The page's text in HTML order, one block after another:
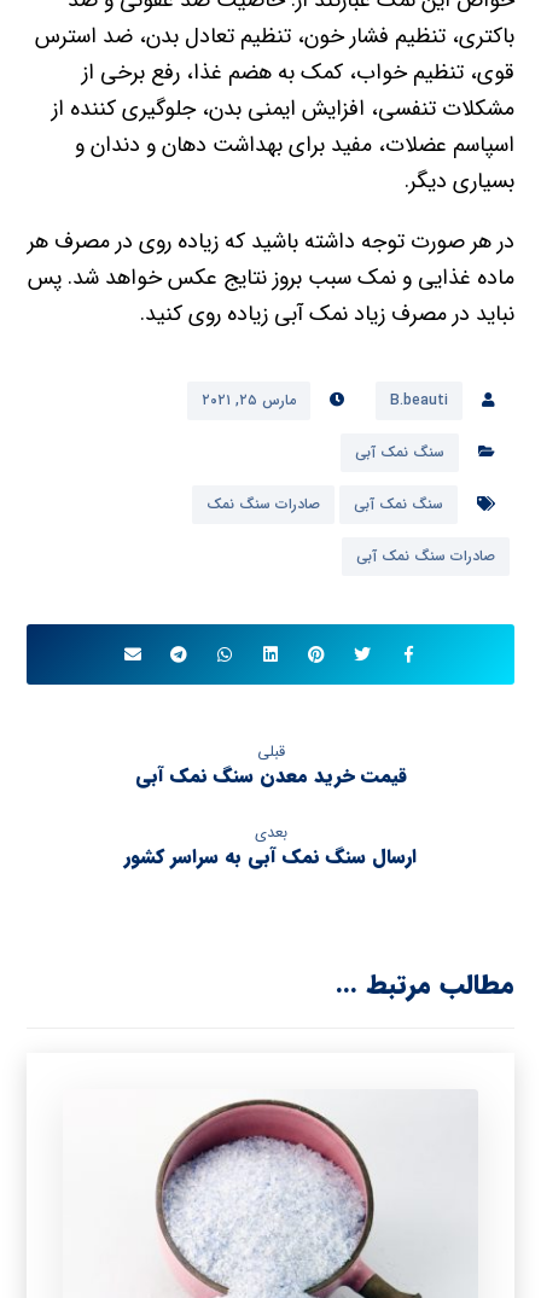
باکتری، تنظیم فشار خون، تنظیم تعادل بدن، ضد استرس
قوی، تنظیم خواب، کمک به هضم غذا، رفع برخی از
مشکلات تنفسی، افزایش ایمنی بدن، جلوگیری کننده از
اسپاسم عضلات، مفید برای بهداشت دهان و دندان و
بسیاری دیگر.
در هر صورت توجه داشته باشید که زیاده روی در مصرف هر
ماده غذایی و نمک سبب بروز نتایج عکس خواهد شد. پس
نباید در مصرف زیاد نمک آبی زیاده روی کنید.
B.beauti مارس ۲۵, ۲۰۲۱
سنگ نمک آبی
سنگ نمک آبی صادرات سنگ نمک
صادرات سنگ نمک آبی
قبلی
قیمت خرید معدن سنگ نمک آبی
بعدی
ارسال سنگ نمک آبی به سراسر کشور
مطالب مرتبط ...